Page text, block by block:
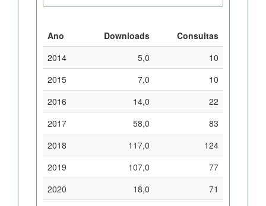
Ano Downloads
Consultas
2014
5,0
10
2015
7,0
10
2016
14,0
22
2017
58,0
83
2018
117,0
124
2019
107,0
77
2020
18,0
71